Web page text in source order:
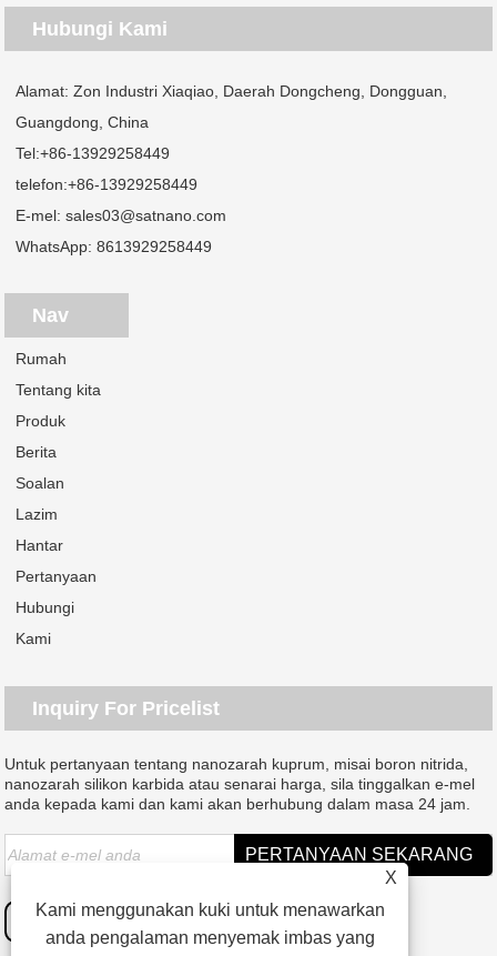
Hubungi Kami
Alamat: Zon Industri Xiaqiao, Daerah Dongcheng, Dongguan,
Guangdong, China
Tel:+86-13929258449
telefon:+86-13929258449
E-mel:sales03@satnano.com
WhatsApp:8613929258449
Nav
Rumah
Tentang kita
Produk
Berita
Soalan
Lazim
Hantar
Pertanyaan
Hubungi
Kami
Inquiry For Pricelist
Untuk pertanyaan tentang nanozarah kuprum, misai boron nitrida,
nanozarah silikon karbida atau senarai harga, sila tinggalkan e-mel
anda kepada kami dan kami akan berhubung dalam masa 24 jam.
X
Kami menggunakan kuki untuk menawarkan
anda pengalaman menyemak imbas yang